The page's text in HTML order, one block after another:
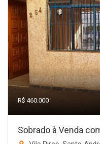
R$ 460.000
Sobrado à Venda